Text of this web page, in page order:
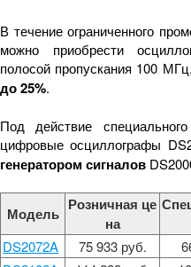
В течение ограниченного
можно приобрести
полосой пропускания 100
до 25%.
Под действие
цифровые осциллографы
генератором сигналов
Модель Розничная це
на
DS2072A 75 933 руб.